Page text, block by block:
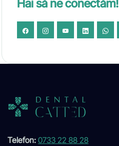
Telefon:0733 22 88 28